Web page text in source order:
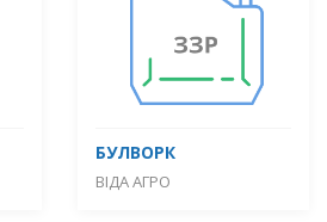
БУЛВОРК
ВІДА АГРО